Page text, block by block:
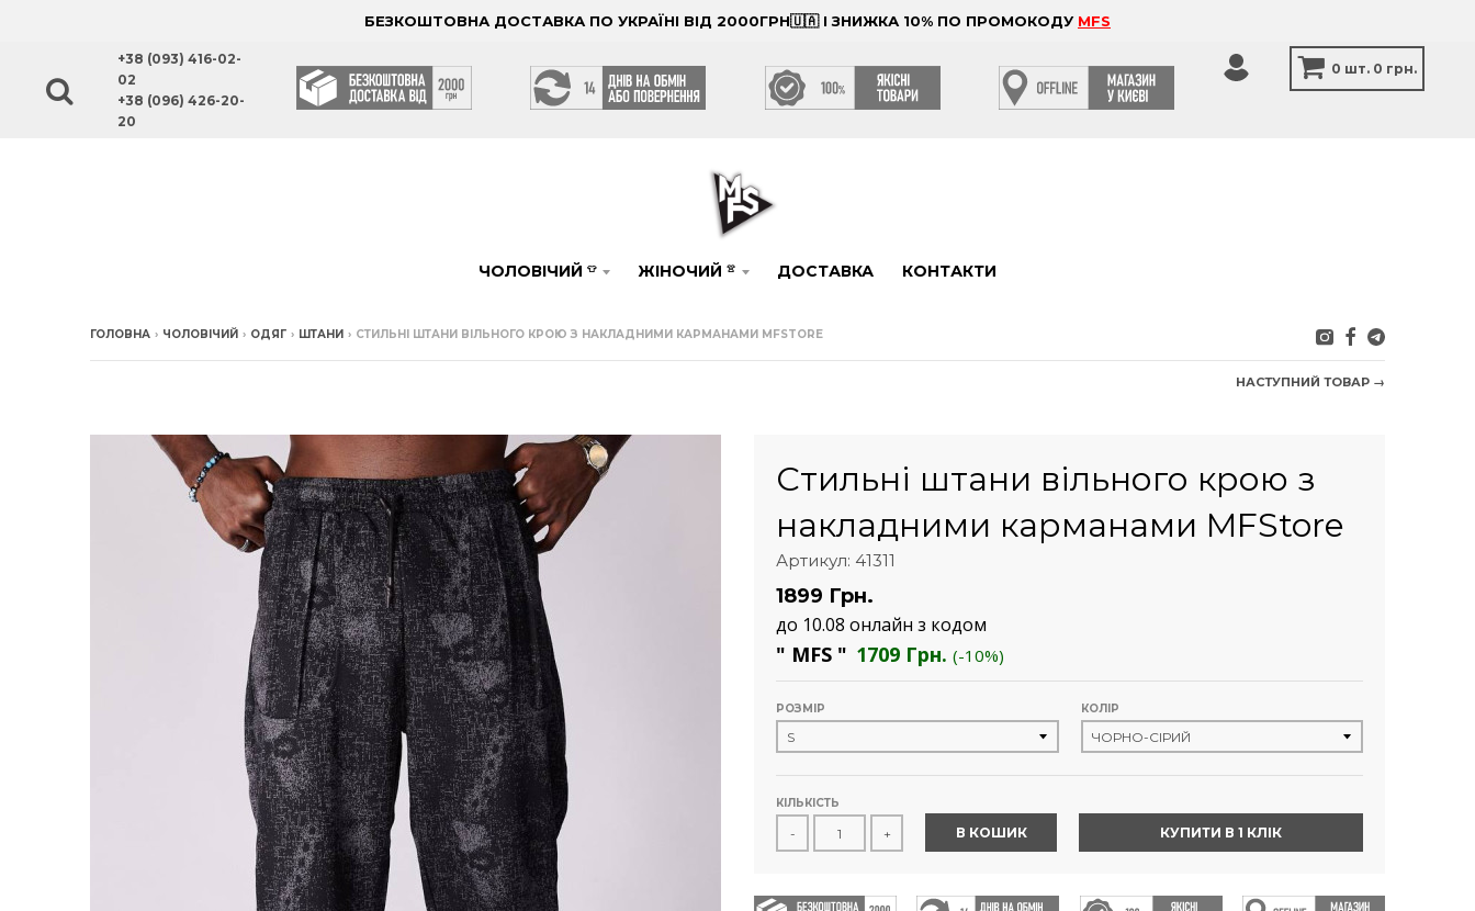
БЕЗКОШТОВНА ДОСТАВКА ПО УКРАЇНІ ВІД 2000ГРН🇺🇦 І ЗНИЖКА 10% ПО ПРОМОКОДУ MFS
+38 (093) 416-02-
02
+38 (096) 426-20-
20
0 шт. 0 грн.
ЧОЛОВІЧИЙ 👕 ЖІНОЧИЙ 👚 ДОСТАВКА КОНТАКТИ
ГОЛОВНА › ЧОЛОВІЧИЙ › ОДЯГ › ШТАНИ › СТИЛЬНІ ШТАНИ ВІЛЬНОГО КРОЮ З НАКЛАДНИМИ КАРМАНАМИ MFSTORE
НАСТУПНИЙ ТОВАР →
Стильні штани вільного крою з
накладними карманами MFStore
Артикул: 41311
1899 Грн.
до 10.08 онлайн з кодом
" MFS " 1709 Грн. (-10%)
РОЗМІР КОЛІР
КІЛЬКІСТЬ
- + В КОШИК КУПИТИ В 1 КЛІК